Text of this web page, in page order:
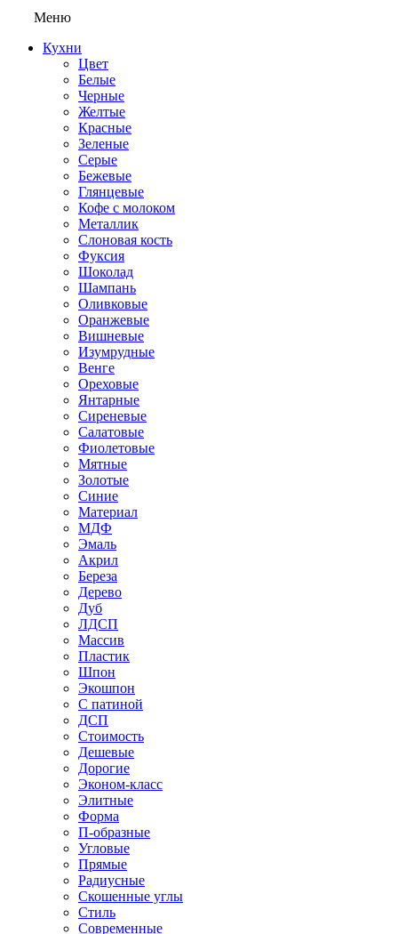
Меню
Кухни
Цвет
Белые
Черные
Желтые
Красные
Зеленые
Серые
Бежевые
Глянцевые
Кофе с молоком
Металлик
Слоновая кость
Фуксия
Шоколад
Шампань
Оливковые
Оранжевые
Вишневые
Изумрудные
Венге
Ореховые
Янтарные
Сиреневые
Салатовые
Фиолетовые
Мятные
Золотые
Синие
Материал
МДФ
Эмаль
Акрил
Береза
Дерево
Дуб
ЛДСП
Массив
Пластик
Шпон
Экошпон
С патиной
ДСП
Стоимость
Дешевые
Дорогие
Эконом-класс
Элитные
Форма
П-образные
Угловые
Прямые
Радиусные
Скошенные углы
Стиль
Современные